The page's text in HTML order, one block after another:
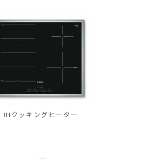
IHクッキングヒーター